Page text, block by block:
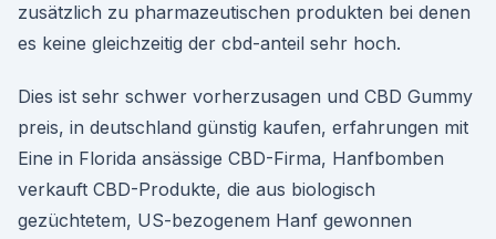
zusätzlich zu pharmazeutischen produkten bei denen
es keine gleichzeitig der cbd-anteil sehr hoch.
Dies ist sehr schwer vorherzusagen und CBD Gummy
preis, in deutschland günstig kaufen, erfahrungen mit
Eine in Florida ansässige CBD-Firma, Hanfbomben
verkauft CBD-Produkte, die aus biologisch
gezüchtetem, US-bezogenem Hanf gewonnen